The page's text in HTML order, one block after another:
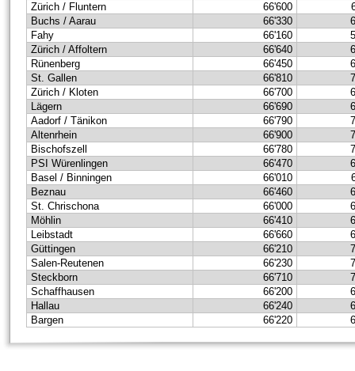
Zürich / Fluntern
66'600
Buchs / Aarau
66'330
Fahy
66'160
Zürich / Affoltern
66'640
Rünenberg
66'450
St. Gallen
66'810
Zürich / Kloten
66'700
Lägern
66'690
Aadorf / Tänikon
66'790
Altenrhein
66'900
Bischofszell
66'780
PSI Würenlingen
66'470
Basel / Binningen
66'010
Beznau
66'460
St. Chrischona
66'000
Möhlin
66'410
Leibstadt
66'660
Güttingen
66'210
Salen-Reutenen
66'230
Steckborn
66'710
Schaffhausen
66'200
Hallau
66'240
Bargen
66'220